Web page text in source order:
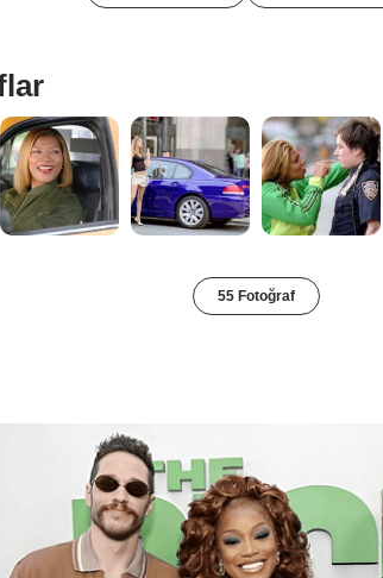
55 Fotoğraf